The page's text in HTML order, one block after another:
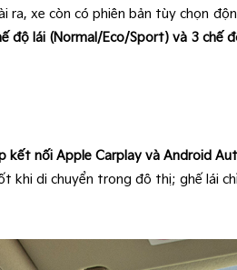
ra, xe còn có phiên bản tùy chọn
độ lái (Normal/Eco/Sport) và 3 chế
kết nối Apple Carplay và Android
khi di chuyển trong đô thị; ghế lái